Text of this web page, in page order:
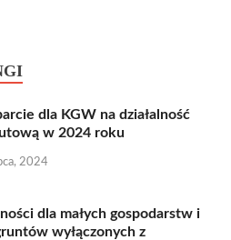
dla KGW na działalność
w 2024 roku
2024
dla małych gospodarstw i
wyłączonych z